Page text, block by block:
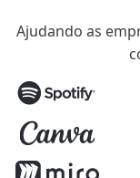
Ajudando as